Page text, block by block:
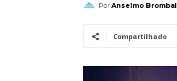
Por Anselmo Brombal
Compartilhado